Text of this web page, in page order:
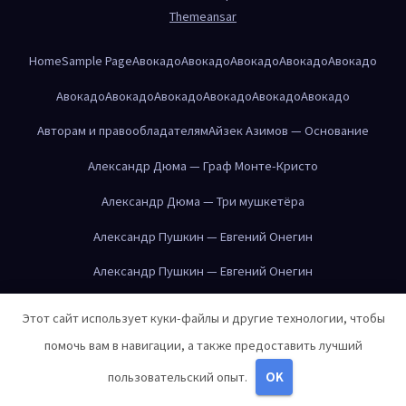
Themeansar
HomeSample PageАвокадоАвокадоАвокадоАвокадоАвокадо
АвокадоАвокадоАвокадоАвокадоАвокадоАвокадо
Авторам и правообладателямАйзек Азимов — Основание
Александр Дюма — Граф Монте-Кристо
Александр Дюма — Три мушкетёра
Александр Пушкин — Евгений Онегин
Александр Пушкин — Евгений Онегин
Александр Пушкин — Евгений Онегин
Александр Пушкин — Евгений Онегин
Этот сайт использует куки-файлы и другие технологии, чтобы
помочь вам в навигации, а также предоставить лучший
пользовательский опыт.
OK